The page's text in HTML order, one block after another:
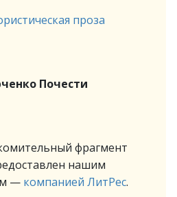
проза
Почести
фрагмент
нашим
— компанией ЛитРес.